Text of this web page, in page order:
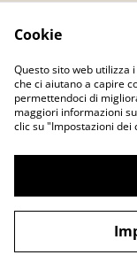
©2026
Cookie
Questo sito web utilizza
che ci aiutano a capire
permettendoci di
maggiori informazioni
clic su "Impostazioni dei